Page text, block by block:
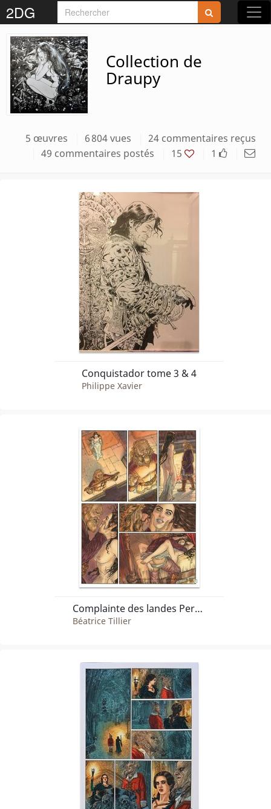
2DG
Collection de
Draupy
5 œuvres 6 804 vues
24 commentaires reçus
49 commentaires postés
15 1
Conquistador tome 3 & 4
Philippe Xavier
Complainte des landes Perdues-Tome 1
Béatrice Tillier